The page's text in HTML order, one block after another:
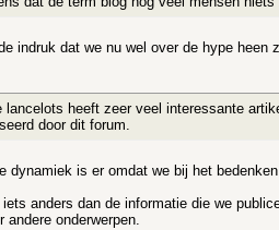
indruk dat we nu wel over de hype heen
lancelots heeft zeer veel interessante
door dit forum.
dynamiek is er omdat we bij het
iets anders dan de informatie die we
andere onderwerpen.